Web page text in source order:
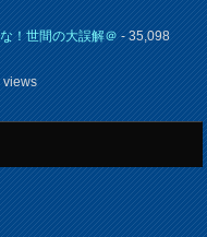
！世間の大誤解＠- 35,098
views